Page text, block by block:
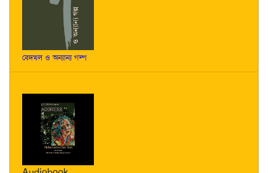
বেদখল ও অন্যান্য গল্প